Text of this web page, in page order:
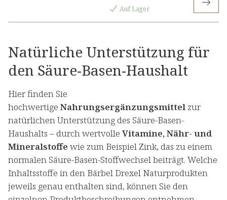
Auf Lager
Natürliche Unterstützung für
den Säure-Basen-Haushalt
Hier finden Sie
hochwertige Nahrungsergänzungsmittel zur
natürlichen Unterstützung des Säure-Basen-
Haushalts – durch wertvolle Vitamine, Nähr- und
Mineralstoffe wie zum Beispiel Zink, das zu einem
normalen Säure-Basen-Stoffwechsel beiträgt. Welche
Inhaltsstoffe in den Bärbel Drexel Naturprodukten
jeweils genau enthalten sind, können Sie den